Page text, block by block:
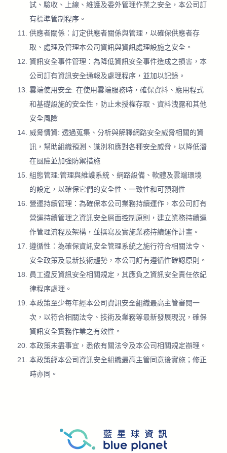
試、驗收、上線、維護及委外管理作業之安全，本公司訂
有標準管制程序。
供應者關係：訂定供應者關係與管理，以確保供應者存
取、處理及管理本公司資訊與資訊處理設施之安全。
資訊安全事件管理：為降低資訊安全事件造成之損害，本
公司訂有資訊安全通報及處理程序，並加以記錄。
雲端使用安全: 在使用雲端服務時，確保資料、應用程式
和基礎設施的安全性，防止未授權存取、資料洩露和其他
安全風險
威脅情資: 透過蒐集、分析與解釋網路安全威脅相關的資
訊，幫助組織預測、識別和應對各種安全威脅，以降低潛
在風險並加強防禦措施
組態管理:管理與維護系統、網路設備、軟體及雲端環境
的設定，以確保它們的安全性、一致性和可預測性
營運持續管理：為確保本公司業務持續運作，本公司訂有
營運持續管理之資訊安全層面控制原則，建立業務持續運
作管理流程及架構，並撰寫及實施業務持續運作計畫。
遵循性：為確保資訊安全管理系統之施行符合相關法令、
安全政策及最新技術趨勢，本公司訂有遵循性確認原則。
員工違反資訊安全相關規定，其應負之資訊安全責任依紀
律程序處理。
本政策至少每年經本公司資訊安全組織最高主管審閱一
次，以符合相關法令、技術及業務等最新發展現況，確保
資訊安全實務作業之有效性。
本政策未盡事宜，悉依有關法令及本公司相關規定辦理。
本政策經本公司資訊安全組織最高主管同意後實施；修正
時亦同​。